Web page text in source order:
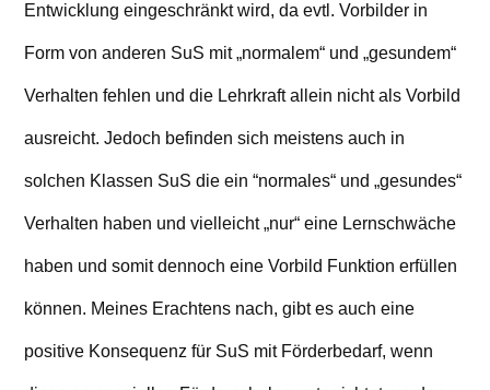
Entwicklung eingeschränkt wird, da evtl. Vorbilder in
Form von anderen SuS mit „normalem“ und „gesundem“
Verhalten fehlen und die Lehrkraft allein nicht als Vorbild
ausreicht. Jedoch befinden sich meistens auch in
solchen Klassen SuS die ein “normales“ und „gesundes“
Verhalten haben und vielleicht „nur“ eine Lernschwäche
haben und somit dennoch eine Vorbild Funktion erfüllen
können. Meines Erachtens nach, gibt es auch eine
positive Konsequenz für SuS mit Förderbedarf, wenn